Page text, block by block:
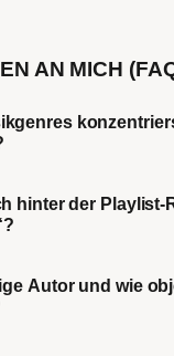
AN MICH
hinter der Playlist-
Autor und wie